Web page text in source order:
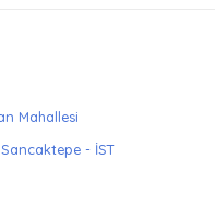
Mahallesi
- İST